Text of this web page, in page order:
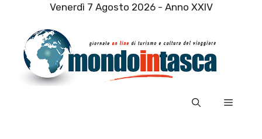
contenuto
Venerdì 7 Agosto 2026 - Anno XXIV
Menu